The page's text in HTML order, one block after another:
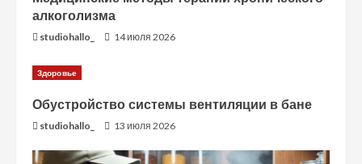
алкоголизма
studiohallo_ 14 июля 2026
Здоровье
Обустройство системы вентиляции в бане
studiohallo_ 13 июля 2026